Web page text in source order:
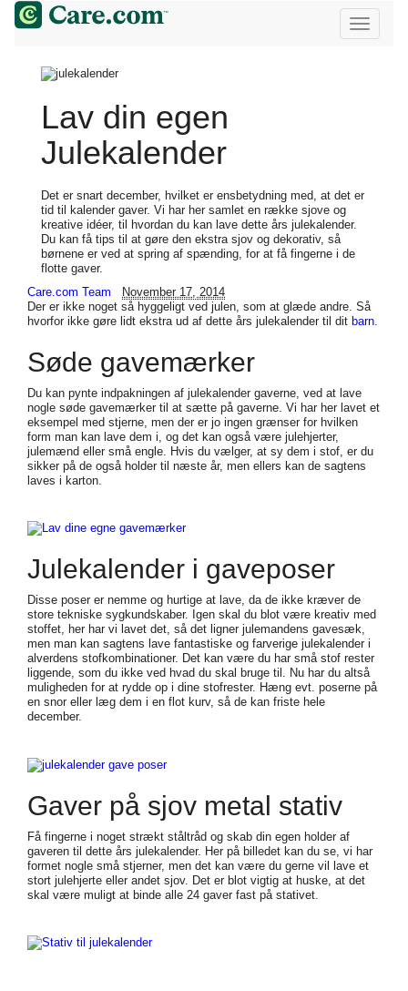
Lav din egen
Julekalender
Det er snart december, hvilket er ensbetydning med, at det er
tid til kalender gaver. Vi har her samlet en række sjove og
kreative idéer, til hvordan du kan lave dette års julekalender.
Du kan få tips til at gøre den ekstra sjov og dekorativ, så
børnene er ved at spring af spænding, for at få fingerne i de
flotte gaver.
Care.com Team
November 17, 2014
Der er ikke noget så hyggeligt ved julen, som at glæde andre. Så
hvorfor ikke gøre lidt ekstra ud af dette års julekalender til dit barn
Søde gavemærker
Du kan pynte indpakningen af julekalender gaverne, ved at lave
nogle søde gavemærker til at sætte på gaverne. Vi har her lavet et
eksempel med stjerne, men der er jo ingen grænser for hvilken
form man kan lave dem i, og det kan også være julehjerter,
julemænd eller små engle. Hvis du vælger, at sy dem i stof, er du
sikker på de også holder til næste år, men ellers kan de sagtens
laves i karton.
Julekalender i gaveposer
Disse poser er nemme og hurtige at lave, da de ikke kræver de
store tekniske sygkundskaber. Igen skal du blot være kreativ med
stoffet, her har vi lavet det, så det ligner julemandens gavesæk,
men man kan sagtens lave fantastiske og farverige julekalender i
alverdens stofkombinationer. Det kan være du har små stof rester
liggende, som du ikke ved hvad du skal bruge til. Nu har du altså
muligheden for at rydde op i dine stofrester. Hæng evt. poserne på
en snor eller læg dem i en flot kurv, så de kan friste hele
december.
Gaver på sjov metal stativ
Få fingerne i noget strækt ståltråd og skab din egen holder af
gaveren til dette års julekalender. Her på billedet kan du se, vi har
formet nogle små stjerner, men det kan være du gerne vil lave et
stort julehjerte eller andet sjov. Det er blot vigtig at huske, at det
skal være muligt at binde alle 24 gaver fast på stativet.